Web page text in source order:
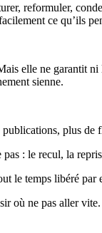
reformuler,
ce qu’ils
elle ne garantit
sienne.
publications, plus de
: le recul, la
le temps libéré
où ne pas aller vite.